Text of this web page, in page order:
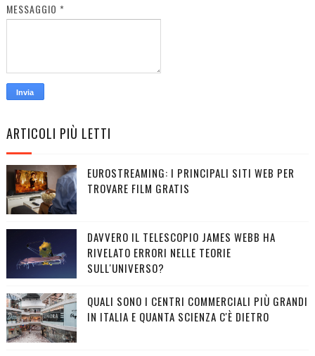
MESSAGGIO *
ARTICOLI PIÙ LETTI
EUROSTREAMING: I PRINCIPALI SITI WEB PER
TROVARE FILM GRATIS
DAVVERO IL TELESCOPIO JAMES WEBB HA
RIVELATO ERRORI NELLE TEORIE
SULL'UNIVERSO?
QUALI SONO I CENTRI COMMERCIALI PIÙ GRANDI
IN ITALIA E QUANTA SCIENZA C'È DIETRO